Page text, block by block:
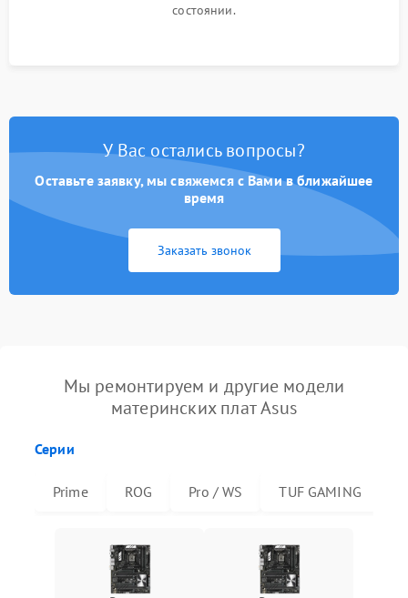
состоянии.
У Вас остались вопросы?
Оставьте заявку, мы свяжемся с Вами в ближайшее
время
Заказать звонок
Мы ремонтируем и другие модели
материнских плат Asus
Серии
Prime ROG Pro / WS TUF GAMING